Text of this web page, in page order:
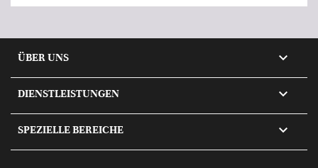
ÜBER UNS 
DIENSTLEISTUNGEN 
SPEZIELLE BEREICHE 